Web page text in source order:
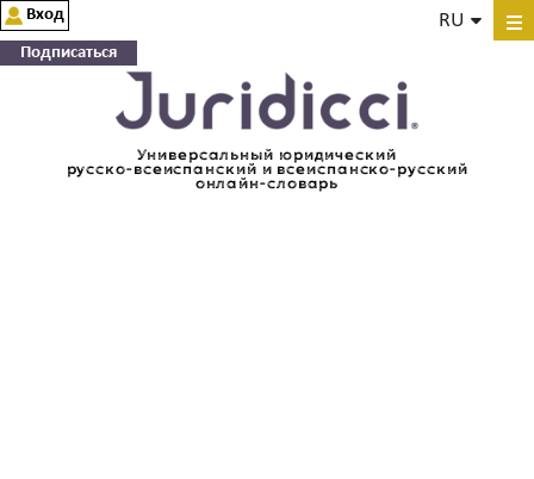
Универсальный юридический
русско-всеиспанский и всеиспанско-русский
онлайн-словарь
RU
Вход
Подписаться